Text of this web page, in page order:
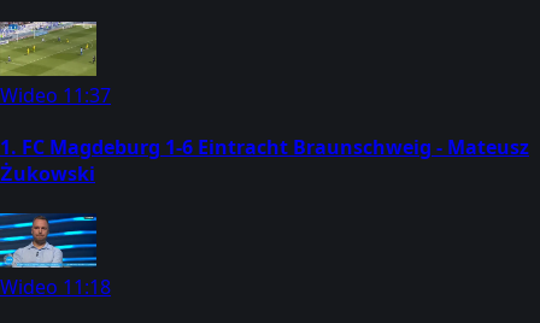
Wideo 11:37
1. FC Magdeburg 1-6 Eintracht Braunschweig - Mateusz
Żukowski
Wideo 11:18